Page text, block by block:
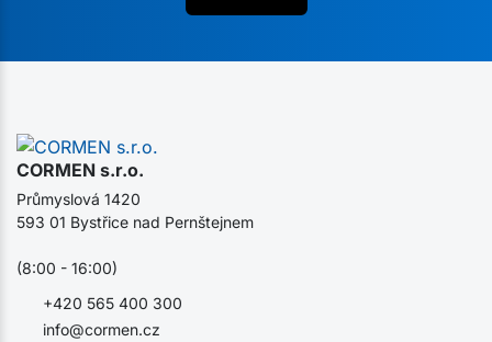
CORMEN s.r.o.
info@cormen.cz
+420 565 400 300
Průmyslová 1420
593 01 Bystřice nad Pernštejnem
(8:00 - 16:00)